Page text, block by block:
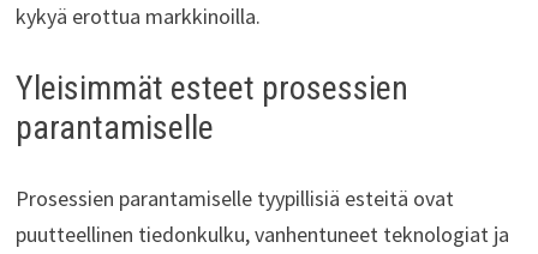
kykyä erottua markkinoilla.
Yleisimmät esteet prosessien
parantamiselle
Prosessien parantamiselle tyypillisiä esteitä ovat
puutteellinen tiedonkulku, vanhentuneet teknologiat ja